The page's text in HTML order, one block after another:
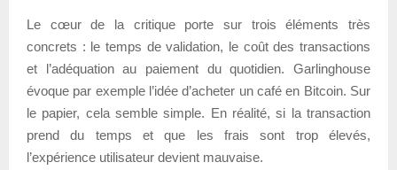
Le cœur de la critique porte sur trois éléments très
concrets : le temps de validation, le coût des transactions
et l’adéquation au paiement du quotidien. Garlinghouse
évoque par exemple l’idée d’acheter un café en Bitcoin. Sur
le papier, cela semble simple. En réalité, si la transaction
prend du temps et que les frais sont trop élevés,
l’expérience utilisateur devient mauvaise.